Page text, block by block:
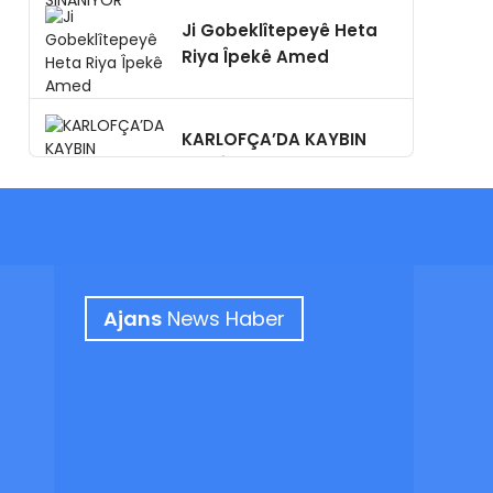
Ji Gobeklîtepeyê Heta
Riya Îpekê Amed
KARLOFÇA’DA KAYBIN
GİZLİ NİŞAN,YA BUGÜN?
AjansNews Haber